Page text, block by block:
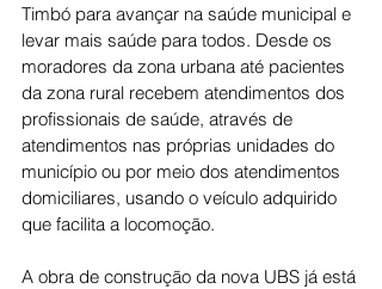
Timbó para avançar na saúde municipal e
levar mais saúde para todos. Desde os
moradores da zona urbana até pacientes
da zona rural recebem atendimentos dos
profissionais de saúde, através de
atendimentos nas próprias unidades do
município ou por meio dos atendimentos
domiciliares, usando o veículo adquirido
que facilita a locomoção.
A obra de construção da nova UBS já está